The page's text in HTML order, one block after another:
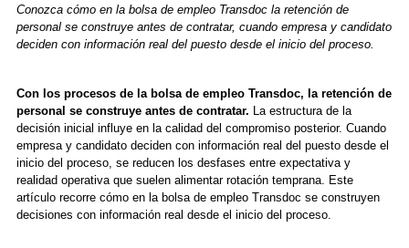
Conozca cómo en la bolsa de empleo Transdoc la retención de
personal se construye antes de contratar, cuando empresa y candidato
deciden con información real del puesto desde el inicio del proceso.
Con los procesos de la bolsa de empleo Transdoc, la retención de
personal se construye antes de contratar. La estructura de la
decisión inicial influye en la calidad del compromiso posterior. Cuando
empresa y candidato deciden con información real del puesto desde el
inicio del proceso, se reducen los desfases entre expectativa y
realidad operativa que suelen alimentar rotación temprana. Este
artículo recorre cómo en la bolsa de empleo Transdoc se construyen
decisiones con información real desde el inicio del proceso.